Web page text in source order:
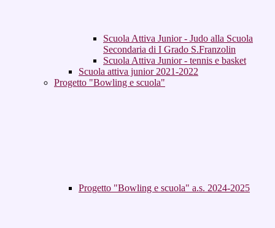
Scuola Attiva Junior - Judo alla Scuola
Secondaria di I Grado S.Franzolin
Scuola Attiva Junior - tennis e basket
Scuola attiva junior 2021-2022
Progetto "Bowling e scuola"
Progetto "Bowling e scuola" a.s. 2024-2025